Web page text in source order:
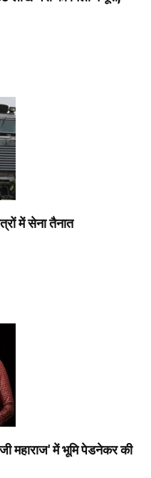
में सेना तैनात
महाराज' में भूमि पेडनेकर की